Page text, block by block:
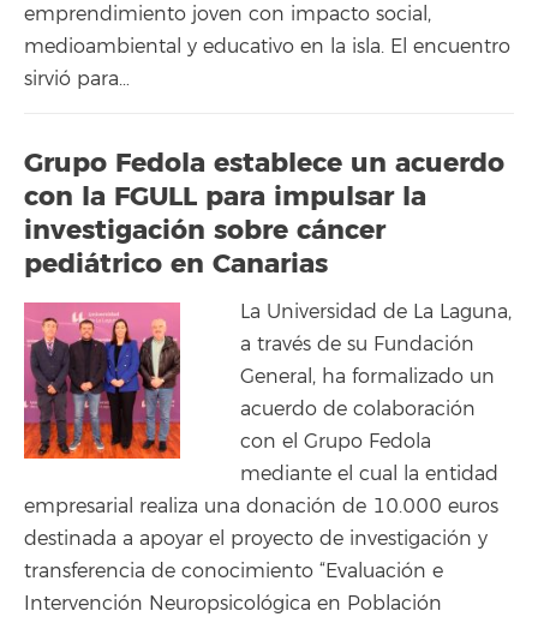
emprendimiento joven con impacto social,
medioambiental y educativo en la isla. El encuentro
sirvió para…
Grupo Fedola establece un acuerdo
con la FGULL para impulsar la
investigación sobre cáncer
pediátrico en Canarias
La Universidad de La Laguna,
a través de su Fundación
General, ha formalizado un
acuerdo de colaboración
con el Grupo Fedola
mediante el cual la entidad
empresarial realiza una donación de 10.000 euros
destinada a apoyar el proyecto de investigación y
transferencia de conocimiento “Evaluación e
Intervención Neuropsicológica en Población